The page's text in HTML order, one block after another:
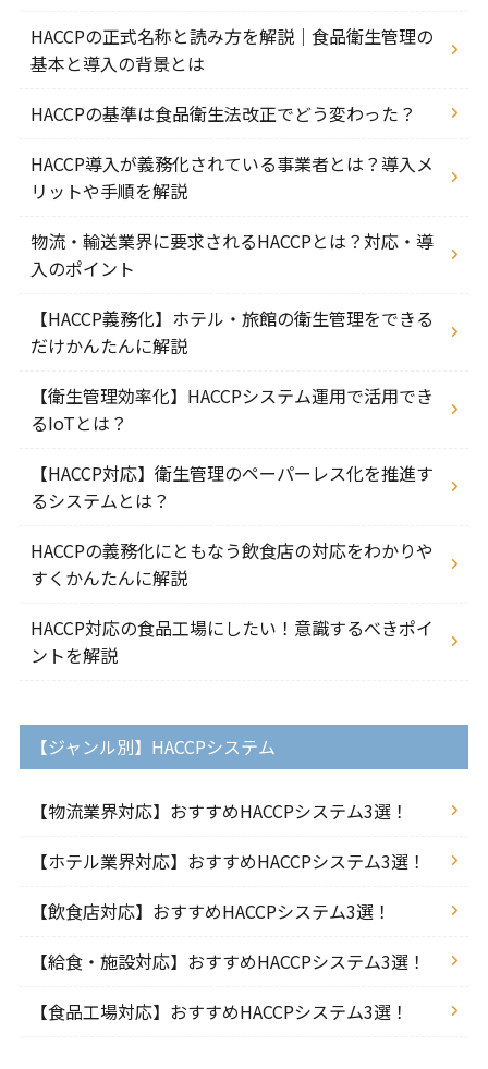
HACCPの正式名称と読み方を解説｜食品衛生管理の
基本と導入の背景とは
HACCPの基準は食品衛生法改正でどう変わった？
HACCP導入が義務化されている事業者とは？導入メ
リットや手順を解説
物流・輸送業界に要求されるHACCPとは？対応・導
入のポイント
【HACCP義務化】ホテル・旅館の衛生管理をできる
だけかんたんに解説
【衛生管理効率化】HACCPシステム運用で活用でき
るIoTとは？
【HACCP対応】衛生管理のペーパーレス化を推進す
るシステムとは？
HACCPの義務化にともなう飲食店の対応をわかりや
すくかんたんに解説
HACCP対応の食品工場にしたい！意識するべきポイ
ントを解説
【ジャンル別】HACCPシステム
【物流業界対応】おすすめHACCPシステム3選！
【ホテル業界対応】おすすめHACCPシステム3選！
【飲食店対応】おすすめHACCPシステム3選！
【給食・施設対応】おすすめHACCPシステム3選！
【食品工場対応】おすすめHACCPシステム3選！